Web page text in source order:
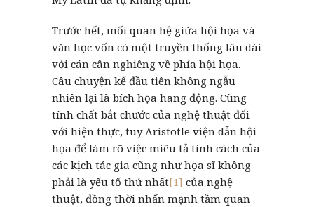
Trước hết, mối quan hệ giữa hội họa và
văn học vốn có một truyền thống lâu dài
với cán cân nghiêng về phía hội họa.
Câu chuyện kể đầu tiên không ngẫu
nhiên lại là bích họa hang động. Cùng
tính chất bắt chước của nghệ thuật đối
với hiện thực, tuy Aristotle viện dẫn hội
họa để làm rõ việc miêu tả tính cách của
các kịch tác gia cũng như họa sĩ không
phải là yếu tố thứ nhất[1] của nghệ
thuật, đồng thời nhấn mạnh tầm quan